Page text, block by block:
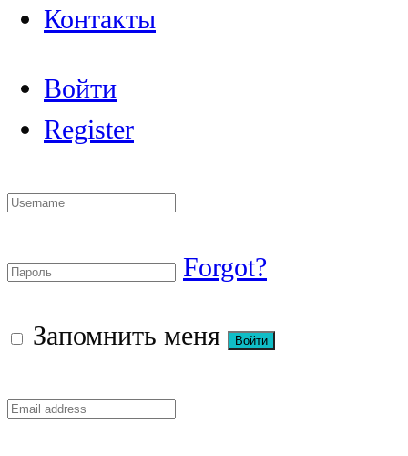
Контакты
Войти
Register
Forgot?
Запомнить меня